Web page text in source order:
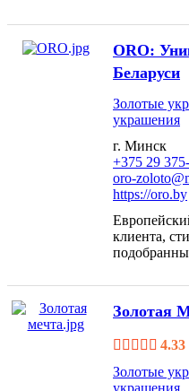
ОRO:
Беларуси
Золотые
украшения
г. Минск
+375 29
oro-
https://oro.by
клиента,
Золотая
4.33
Золотые